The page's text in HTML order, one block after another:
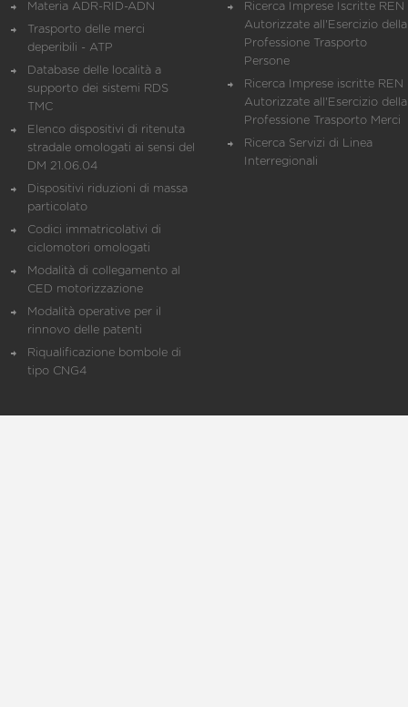
Materia ADR-RID-ADN
Trasporto delle merci
deperibili - ATP
Database delle località a
supporto dei sistemi RDS
TMC
Elenco dispositivi di ritenuta
stradale omologati ai sensi del
DM 21.06.04
Dispositivi riduzioni di massa
particolato
Codici immatricolativi di
ciclomotori omologati
Modalità di collegamento al
CED motorizzazione
Modalità operative per il
rinnovo delle patenti
Riqualificazione bombole di
tipo CNG4
Ricerca Imprese Iscritte REN
Autorizzate all'Esercizio della
Professione Trasporto
Persone
Ricerca Imprese iscritte REN
Autorizzate all'Esercizio della
Professione Trasporto Merci
Ricerca Servizi di Linea
Interregionali